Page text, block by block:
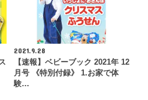
2021.9.28
【速報】ベビーブック 2021年 12
月号 《特別付録》 1.お家で体
験…